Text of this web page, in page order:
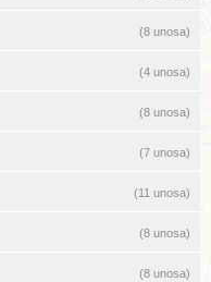
(8 unosa)
(4 unosa)
(8 unosa)
(7 unosa)
(11 unosa)
(8 unosa)
(8 unosa)